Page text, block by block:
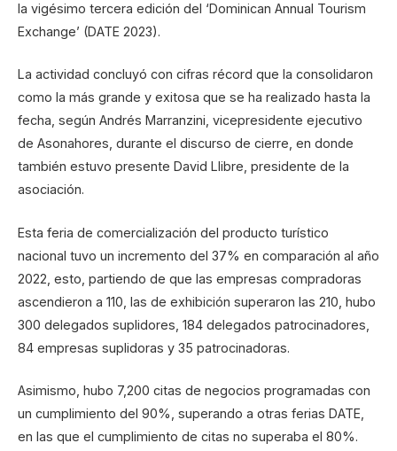
la vigésimo tercera edición del ‘Dominican Annual Tourism
Exchange’ (DATE 2023).
La actividad concluyó con cifras récord que la consolidaron
como la más grande y exitosa que se ha realizado hasta la
fecha, según Andrés Marranzini, vicepresidente ejecutivo
de Asonahores, durante el discurso de cierre, en donde
también estuvo presente David Llibre, presidente de la
asociación.
Esta feria de comercialización del producto turístico
nacional tuvo un incremento del 37% en comparación al año
2022, esto, partiendo de que las empresas compradoras
ascendieron a 110, las de exhibición superaron las 210, hubo
300 delegados suplidores, 184 delegados patrocinadores,
84 empresas suplidoras y 35 patrocinadoras.
Asimismo, hubo 7,200 citas de negocios programadas con
un cumplimiento del 90%, superando a otras ferias DATE,
en las que el cumplimiento de citas no superaba el 80%.